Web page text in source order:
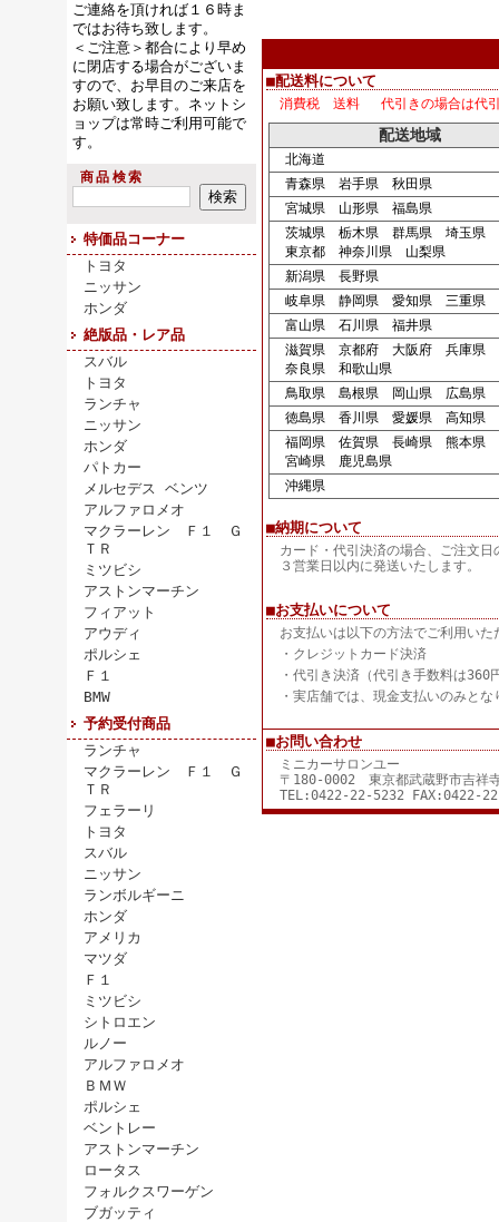
ご連絡を頂ければ１６時ま
ではお待ち致します。
＜ご注意＞都合により早め
に閉店する場合がございま
すので、お早目のご来店を
お願い致します。ネットシ
ョップは常時ご利用可能で
す。
商品検索
特価品コーナー
トヨタ
ニッサン
ホンダ
絶版品・レア品
スバル
トヨタ
ランチャ
ニッサン
ホンダ
パトカー
メルセデス ベンツ
アルファロメオ
マクラーレン Ｆ１ Ｇ
ＴＲ
ミツビシ
アストンマーチン
フィアット
アウディ
ポルシェ
Ｆ１
BMW
予約受付商品
ランチャ
マクラーレン Ｆ１ Ｇ
ＴＲ
フェラーリ
トヨタ
スバル
ニッサン
ランボルギーニ
ホンダ
アメリカ
マツダ
Ｆ１
ミツビシ
シトロエン
ルノー
アルファロメオ
ＢＭＷ
ポルシェ
ベントレー
アストンマーチン
ロータス
フォルクスワーゲン
ブガッティ
■配送料について
消費税 送料 代引きの場合は代引
配送地域
北海道
青森県 岩手県 秋田県
宮城県 山形県 福島県
茨城県 栃木県 群馬県 埼玉県
東京都 神奈川県 山梨県
新潟県 長野県
岐阜県 静岡県 愛知県 三重県
富山県 石川県 福井県
滋賀県 京都府 大阪府 兵庫県
奈良県 和歌山県
鳥取県 島根県 岡山県 広島県
徳島県 香川県 愛媛県 高知県
福岡県 佐賀県 長崎県 熊本県
宮崎県 鹿児島県
沖縄県
■納期について
カード・代引決済の場合、ご注文日
３営業日以内に発送いたします。
■お支払いについて
お支払いは以下の方法でご利用いた
・クレジットカード決済
・代引き決済（代引き手数料は360
・実店舗では、現金支払いのみとな
■お問い合わせ
ミニカーサロンユー
〒180-0002 東京都武蔵野市吉祥
TEL:0422-22-5232 FAX:0422-